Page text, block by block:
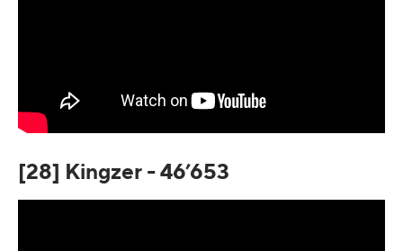
[28] Kingzer - 46’653